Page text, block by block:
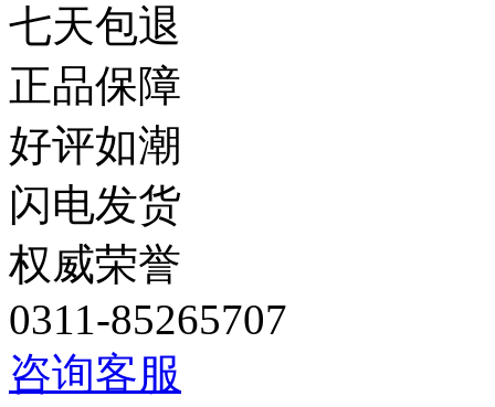
七天包退
正品保障
好评如潮
闪电发货
权威荣誉
0311-85265707
咨询客服